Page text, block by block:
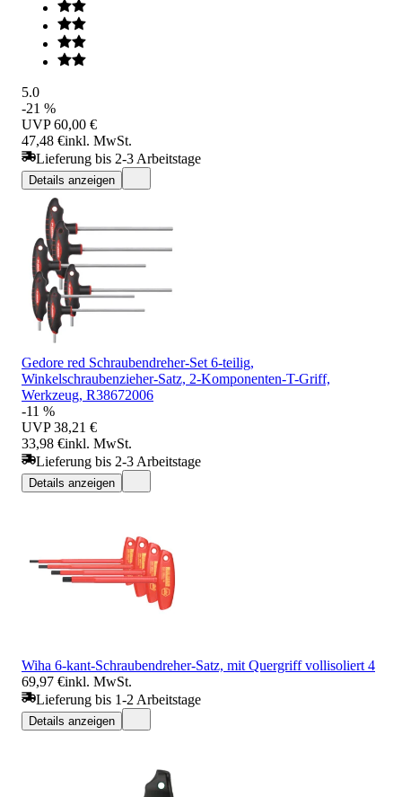
5.0
-21 %
UVP 60,00 €
47,48 €inkl. MwSt.
Lieferung bis 2-3 Arbeitstage
Details anzeigen
Gedore red Schraubendreher-Set 6-teilig,
Winkelschraubenzieher-Satz, 2-Komponenten-T-Griff,
Werkzeug, R38672006
-11 %
UVP 38,21 €
33,98 €inkl. MwSt.
Lieferung bis 2-3 Arbeitstage
Details anzeigen
Wiha 6-kant-Schraubendreher-Satz, mit Quergriff vollisoliert 4
69,97 €inkl. MwSt.
Lieferung bis 1-2 Arbeitstage
Details anzeigen